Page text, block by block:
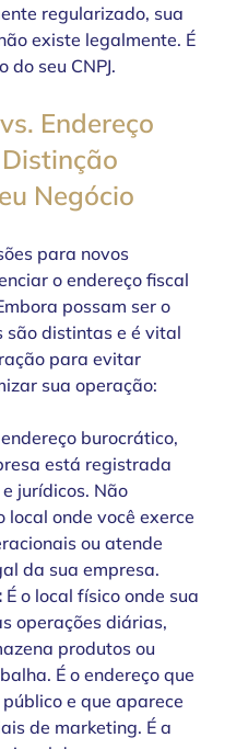
regularizado, sua
existe legalmente. É
seu CNPJ.
Endereço
Negócio
para novos
o endereço fiscal
possam ser o
são distintas e é vital
para evitar
sua operação:
endereço burocrático,
está registrada
jurídicos. Não
local onde você exerce
ou atende
da sua empresa.
É o local físico onde sua
operações diárias,
produtos ou
É o endereço que
e que aparece
de marketing. É a